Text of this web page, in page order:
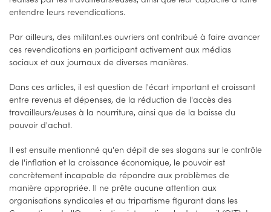
entendre leurs revendications.
Par ailleurs, des militant.es ouvriers ont contribué à faire avancer
ces revendications en participant activement aux médias
sociaux et aux journaux de diverses manières.
Dans ces articles, il est question de l'écart important et croissant
entre revenus et dépenses, de la réduction de l'accès des
travailleurs/euses à la nourriture, ainsi que de la baisse du
pouvoir d'achat.
Il est ensuite mentionné qu'en dépit de ses slogans sur le contrôle
de l'inflation et la croissance économique, le pouvoir est
concrètement incapable de répondre aux problèmes de
manière appropriée. Il ne prête aucune attention aux
organisations syndicales et au tripartisme figurant dans les